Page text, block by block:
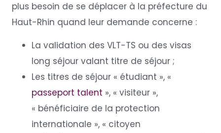
plus besoin de se déplacer à la préfecture du
Haut-Rhin quand leur demande concerne :
La validation des VLT-TS ou des visas
long séjour valant titre de séjour ;
Les titres de séjour « étudiant », «
passeport talent », « visiteur »,
« bénéficiaire de la protection
internationale », « citoyen